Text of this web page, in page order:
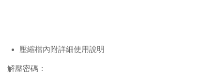
壓縮檔內附詳細使用說明
解壓密碼：